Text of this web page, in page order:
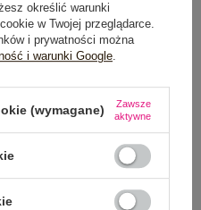
określić warunki
w Twojej przeglądarce.
i prywatności można
i warunki Google.
(wymagane)
Zawsze
aktywne